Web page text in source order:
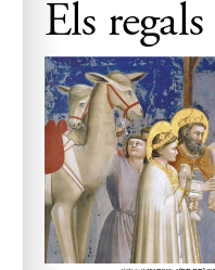
anys (amicsdelsgoigs@gmail.com